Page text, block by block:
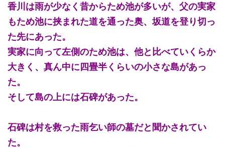
香川は雨が少なく昔からため池が多いが、父の実家
もため池に挟まれた道を通った奥、坂道を登り切っ
た先にあった。
実家に向って左側のため池は、他と比べていくらか
大きく、真ん中に四畳半くらいの小さな島があっ
た。
そして島の上には石碑があった。
石碑は村を救った雨乞い師の墓だと聞かされてい
た。